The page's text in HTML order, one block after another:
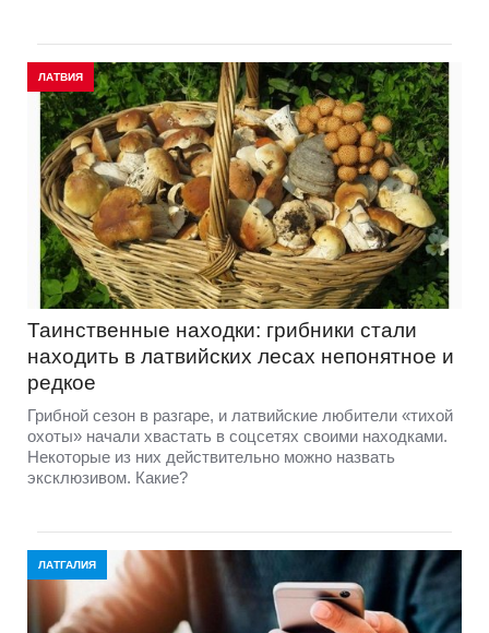
ЛАТВИЯ
Таинственные находки: грибники стали
находить в латвийских лесах непонятное и
редкое
Грибной сезон в разгаре, и латвийские любители «тихой
охоты» начали хвастать в соцсетях своими находками.
Некоторые из них действительно можно назвать
эксклюзивом. Какие?
ЛАТГАЛИЯ